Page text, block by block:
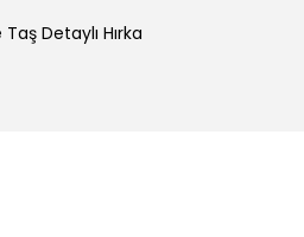
Detaylı Hırka